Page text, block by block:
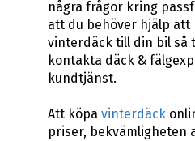
några frågor kring
att du behöver hjälp
vinterdäck till din bil så
kontakta däck &
kundtjänst.
Att köpa vinterdäck
priser, bekvämligheten